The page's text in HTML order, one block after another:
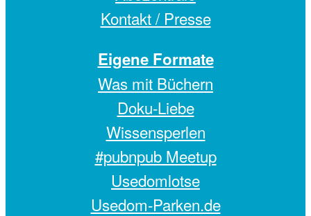
Kontakt / Presse
Eigene Formate
Was mit Büchern
Doku-Liebe
Wissensperlen
#pubnpub Meetup
Usedomlotse
Usedom-Parken.de